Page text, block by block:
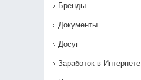
Бренды
Документы
Досуг
Заработок в Интернете